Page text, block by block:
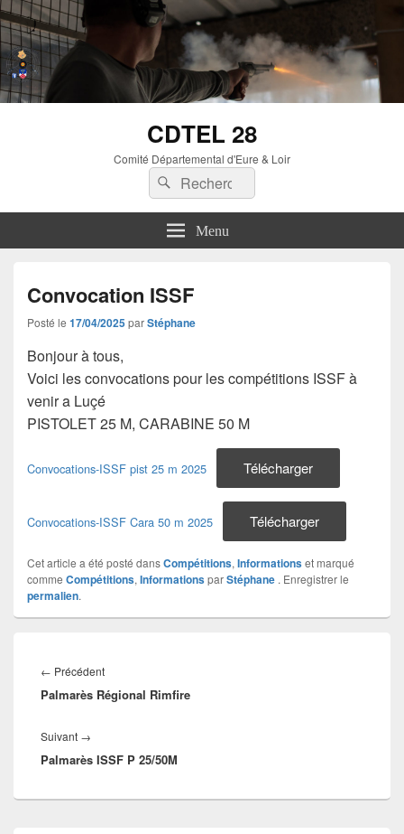
CDTEL 28
Comité Départemental d'Eure & Loir
Menu
Convocation ISSF
Posté le 17/04/2025parStéphane
Bonjour à tous,
Voici les convocations pour les compétitions ISSF à
venir a Luçé
PISTOLET 25 M, CARABINE 50 M
Convocations-ISSF pist 25 m 2025 Télécharger
Convocations-ISSF Cara 50 m 2025 Télécharger
Cet article a été posté dansCompétitions, Informationset marqué
comme Compétitions, InformationsparStéphane . Enregistrer le
permalien.
← Précédent
Palmarès Régional Rimfire
Suivant →
Palmarès ISSF P 25/50M